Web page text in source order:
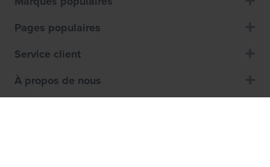
Pages populaires
Service client
À propos de nous